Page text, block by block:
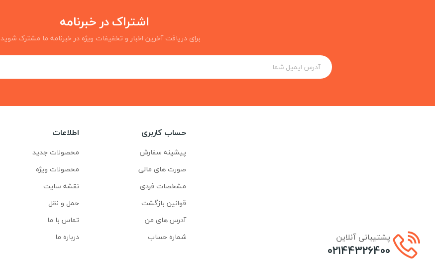
اشتراک در خبرنامه
برای دریافت آخرین اخبار و تخفیفات ویژه در خبرنامه ما مشترک شوید
پشتیبانی آنلاین
02144326400
حساب کاربری
پیشینه سفارش
صورت های مالی
مشخصات فردی
قوانین بازگشت
آدرس های من
شماره حساب
اطلاعات
محصولات جدید
محصولات ویژه
نقشه سایت
حمل و نقل
تماس با ما
درباره ما